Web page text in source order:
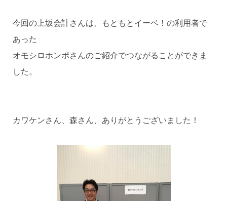
今回の上坂会計さんは、もともとイーベ！の利用者で
あった
オモシロホンポさんのご紹介でつながることができま
した。
カワケンさん、森さん、ありがとうございました！